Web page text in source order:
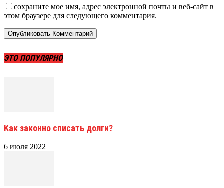
сохраните мое имя, адрес электронной почты и веб-сайт в
этом браузере для следующего комментария.
ЭТО ПОПУЛЯРНО
Как законно списать долги?
6 июля 2022